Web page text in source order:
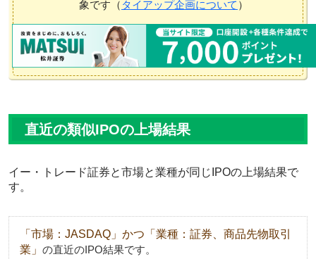
象です（ タイアップ企画について ）
直近の類似IPOの上場結果
イー・トレード証券と市場と業種が同じIPOの上場結果で
す。
「市場：JASDAQ」かつ「業種：証券、商品先物取引
業」 の直近のIPO結果です。